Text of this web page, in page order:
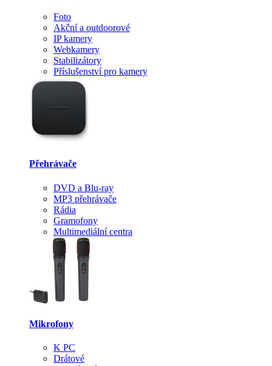
Foto
Akční a outdoorové
IP kamery
Webkamery
Stabilizátory
Příslušenství pro kamery
Přehrávače
DVD a Blu-ray
MP3 přehrávače
Rádia
Gramofony
Multimediální centra
Mikrofony
K PC
Drátové